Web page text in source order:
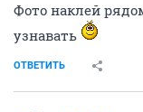
Фото наклей
узнавать
ОТВЕТИТЬ